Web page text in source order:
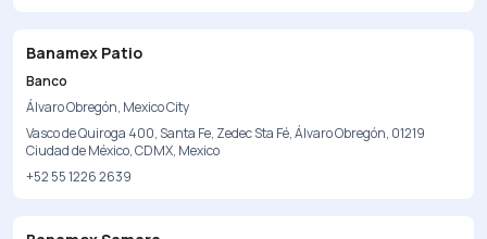
Banamex Patio
Banco
Álvaro Obregón, Mexico City
Vasco de Quiroga 400, Santa Fe, Zedec Sta Fé, Álvaro Obregón, 01219
Ciudad de México, CDMX, Mexico
+52 55 1226 2639